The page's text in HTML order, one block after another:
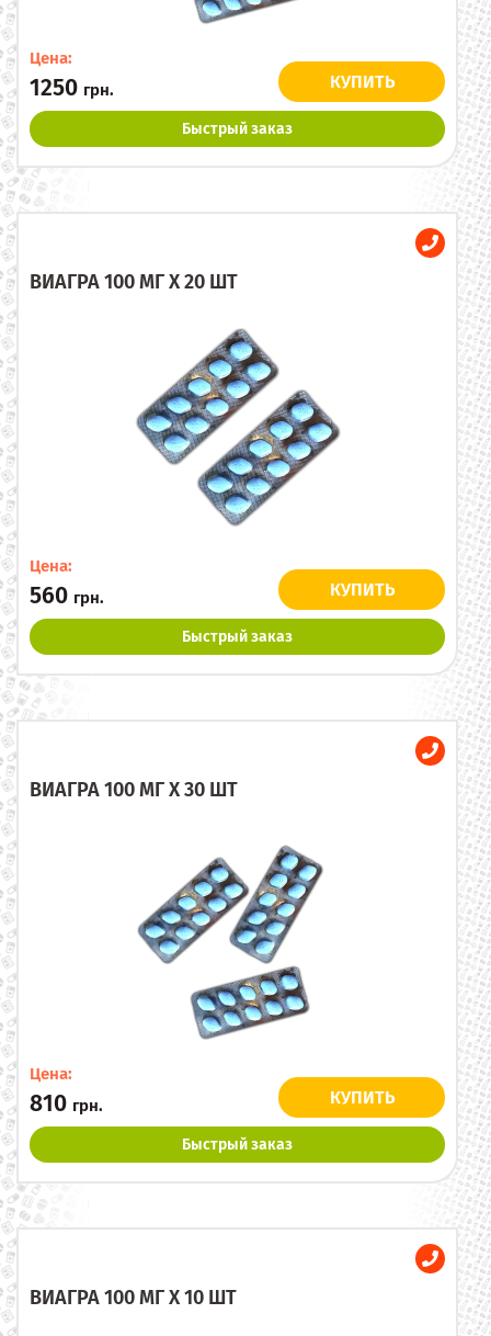
Цена:
1250 грн. КУПИТЬ
Быстрый заказ
ВИАГРА 100 МГ X 20 ШТ
Цена:
560 грн. КУПИТЬ
Быстрый заказ
ВИАГРА 100 МГ X 30 ШТ
Цена:
810 грн. КУПИТЬ
Быстрый заказ
ВИАГРА 100 МГ X 10 ШТ